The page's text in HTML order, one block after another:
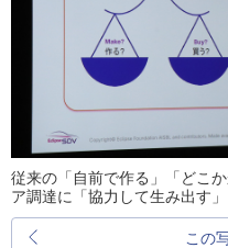
従来の「自前で作る」「どこ
ア調達に「協力して生み出す
この